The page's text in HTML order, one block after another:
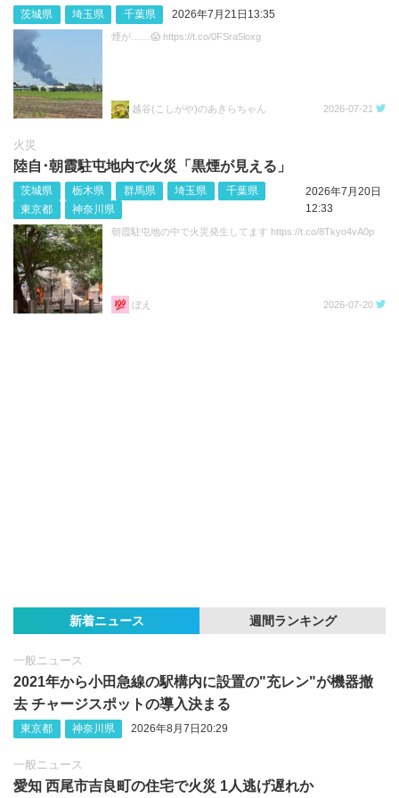
茨城県 埼玉県 千葉県 2026年7月21日13:35
煙が……😱 https://t.co/0FSra5loxg
越谷(こしがや)のあきらちゃん 2026-07-21
火災
陸自･朝霞駐屯地内で火災「黒煙が見える」
茨城県 栃木県 群馬県 埼玉県
千葉県
東京都
神奈川県
2026年7月20日
12:33
朝霞駐屯地の中で火災発生してます https://t.co/8Tkyo4vA0p
ぼえ 2026-07-20
新着ニュース 週間ランキング
一般ニュース
2021年から小田急線の駅構内に設置の"充レン"が機器撤
去 チャージスポットの導入決まる
東京都 神奈川県 2026年8月7日20:29
一般ニュース
愛知 西尾市吉良町の住宅で火災 1人逃げ遅れか